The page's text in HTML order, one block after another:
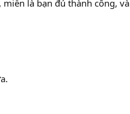
là bạn đủ thành công, và